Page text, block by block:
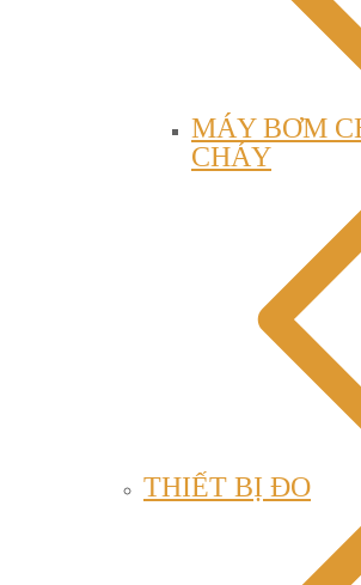
MÁY BƠM
CHÁY
THIẾT BỊ ĐO